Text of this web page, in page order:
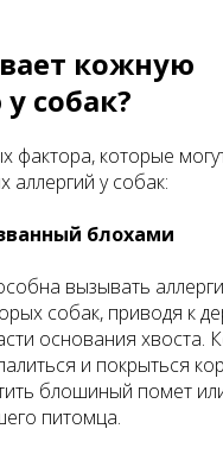
кожную
собак?
фактора, которые
аллергий у собак:
блохами
вызывать
собак, приводя к
основания хвоста.
и покрыться
блошиный помет
питомца.